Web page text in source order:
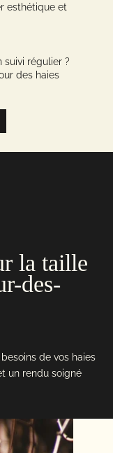
esthétique et
suivi régulier ?
des haies
la taille
des-
de vos haies
un rendu soigné